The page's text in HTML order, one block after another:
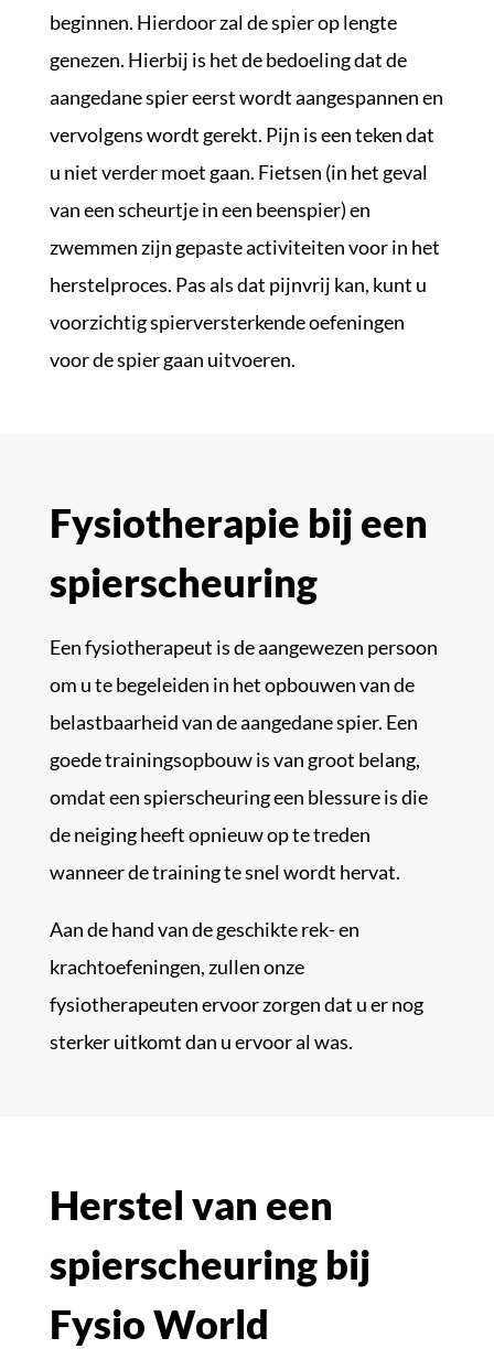
beginnen. Hierdoor zal de spier op lengte
genezen. Hierbij is het de bedoeling dat de
aangedane spier eerst wordt aangespannen en
vervolgens wordt gerekt. Pijn is een teken dat
u niet verder moet gaan. Fietsen (in het geval
van een scheurtje in een beenspier) en
zwemmen zijn gepaste activiteiten voor in het
herstelproces. Pas als dat pijnvrij kan, kunt u
voorzichtig spierversterkende oefeningen
voor de spier gaan uitvoeren.
Fysiotherapie bij een
spierscheuring
Een fysiotherapeut is de aangewezen persoon
om u te begeleiden in het opbouwen van de
belastbaarheid van de aangedane spier. Een
goede trainingsopbouw is van groot belang,
omdat een spierscheuring een blessure is die
de neiging heeft opnieuw op te treden
wanneer de training te snel wordt hervat.
Aan de hand van de geschikte rek- en
krachtoefeningen, zullen onze
fysiotherapeuten ervoor zorgen dat u er nog
sterker uitkomt dan u ervoor al was.
Herstel van een
spierscheuring bij
Fysio World